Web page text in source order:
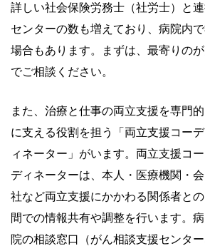
詳しい社会保険労務士（社労士）と
センターの数も増えており、病院内
場合もあります。まずは、最寄りの
でご相談ください。
また、治療と仕事の両立支援を専門的
に支える役割を担う「両立支援コーデ
ィネーター」がいます。両立支援コー
ディネーターは、本人・医療機関・会
社など両立支援にかかわる関係者との
間での情報共有や調整を行います。病
院の相談窓口（がん相談支援センタ